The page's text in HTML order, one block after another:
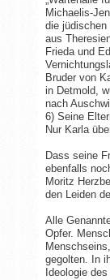
Michaelis-
die jüdischen
aus
Frieda und
Bruder von
in Detmold,
nach
6) Seine
Nur Karla
Dass seine
ebenfalls
Moritz
den Leiden
Alle
Opfer.
gegolten. In
Ideologie